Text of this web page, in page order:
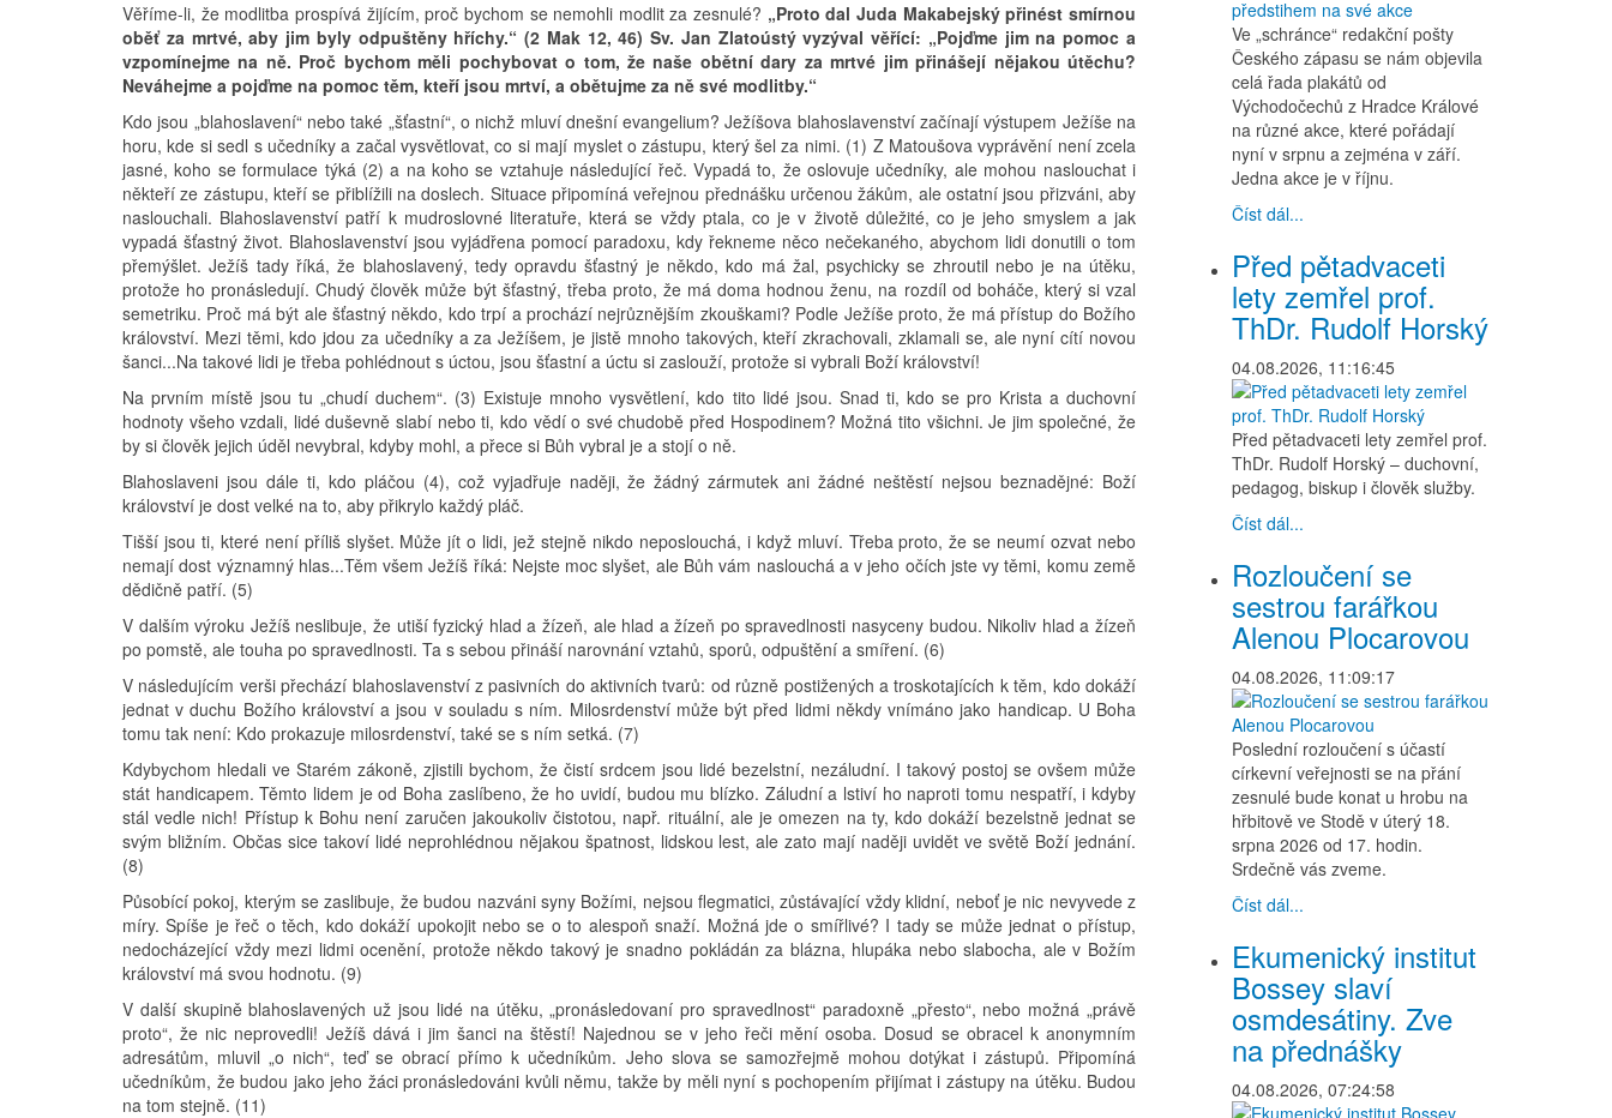
Věříme-li, že modlitba prospívá žijícím, proč bychom se nemohli modlit za zesnulé? „Proto dal Juda Makabejský přinést smírnou
oběť za mrtvé, aby jim byly odpuštěny hříchy.“ (2 Mak 12, 46) Sv. Jan Zlatoústý vyzýval věřící: „Pojďme jim na pomoc a
vzpomínejme na ně. Proč bychom měli pochybovat o tom, že naše obětní dary za mrtvé jim přinášejí nějakou útěchu?
Neváhejme a pojďme na pomoc těm, kteří jsou mrtví, a obětujme za ně své modlitby.“
Kdo jsou „blahoslavení“ nebo také „šťastní“, o nichž mluví dnešní evangelium? Ježíšova blahoslavenství začínají výstupem Ježíše na
horu, kde si sedl s učedníky a začal vysvětlovat, co si mají myslet o zástupu, který šel za nimi. (1) Z Matoušova vyprávění není zcela
jasné, koho se formulace týká (2) a na koho se vztahuje následující řeč. Vypadá to, že oslovuje učedníky, ale mohou naslouchat i
někteří ze zástupu, kteří se přiblížili na doslech. Situace připomíná veřejnou přednášku určenou žákům, ale ostatní jsou přizváni, aby
naslouchali. Blahoslavenství patří k mudroslovné literatuře, která se vždy ptala, co je v životě důležité, co je jeho smyslem a jak
vypadá šťastný život. Blahoslavenství jsou vyjádřena pomocí paradoxu, kdy řekneme něco nečekaného, abychom lidi donutili o tom
přemýšlet. Ježíš tady říká, že blahoslavený, tedy opravdu šťastný je někdo, kdo má žal, psychicky se zhroutil nebo je na útěku,
protože ho pronásledují. Chudý člověk může být šťastný, třeba proto, že má doma hodnou ženu, na rozdíl od boháče, který si vzal
semetriku. Proč má být ale šťastný někdo, kdo trpí a prochází nejrůznějším zkouškami? Podle Ježíše proto, že má přístup do Božího
království. Mezi těmi, kdo jdou za učedníky a za Ježíšem, je jistě mnoho takových, kteří zkrachovali, zklamali se, ale nyní cítí novou
šanci...Na takové lidi je třeba pohlédnout s úctou, jsou šťastní a úctu si zaslouží, protože si vybrali Boží království!
Na prvním místě jsou tu „chudí duchem“. (3) Existuje mnoho vysvětlení, kdo tito lidé jsou. Snad ti, kdo se pro Krista a duchovní
hodnoty všeho vzdali, lidé duševně slabí nebo ti, kdo vědí o své chudobě před Hospodinem? Možná tito všichni. Je jim společné, že
by si člověk jejich úděl nevybral, kdyby mohl, a přece si Bůh vybral je a stojí o ně.
Blahoslaveni jsou dále ti, kdo pláčou (4), což vyjadřuje naději, že žádný zármutek ani žádné neštěstí nejsou beznadějné: Boží
království je dost velké na to, aby přikrylo každý pláč.
Tišší jsou ti, které není příliš slyšet. Může jít o lidi, jež stejně nikdo neposlouchá, i když mluví. Třeba proto, že se neumí ozvat nebo
nemají dost významný hlas...Těm všem Ježíš říká: Nejste moc slyšet, ale Bůh vám naslouchá a v jeho očích jste vy těmi, komu země
dědičně patří. (5)
V dalším výroku Ježíš neslibuje, že utiší fyzický hlad a žízeň, ale hlad a žízeň po spravedlnosti nasyceny budou. Nikoliv hlad a žízeň
po pomstě, ale touha po spravedlnosti. Ta s sebou přináší narovnání vztahů, sporů, odpuštění a smíření. (6)
V následujícím verši přechází blahoslavenství z pasivních do aktivních tvarů: od různě postižených a troskotajících k těm, kdo dokáží
jednat v duchu Božího království a jsou v souladu s ním. Milosrdenství může být před lidmi někdy vnímáno jako handicap. U Boha
tomu tak není: Kdo prokazuje milosrdenství, také se s ním setká. (7)
Kdybychom hledali ve Starém zákoně, zjistili bychom, že čistí srdcem jsou lidé bezelstní, nezáludní. I takový postoj se ovšem může
stát handicapem. Těmto lidem je od Boha zaslíbeno, že ho uvidí, budou mu blízko. Záludní a lstiví ho naproti tomu nespatří, i kdyby
stál vedle nich! Přístup k Bohu není zaručen jakoukoliv čistotou, např. rituální, ale je omezen na ty, kdo dokáží bezelstně jednat se
svým bližním. Občas sice takoví lidé neprohlédnou nějakou špatnost, lidskou lest, ale zato mají naději uvidět ve světě Boží jednání.
(8)
Působící pokoj, kterým se zaslibuje, že budou nazváni syny Božími, nejsou flegmatici, zůstávající vždy klidní, neboť je nic nevyvede z
míry. Spíše je řeč o těch, kdo dokáží upokojit nebo se o to alespoň snaží. Možná jde o smířlivé? I tady se může jednat o přístup,
nedocházející vždy mezi lidmi ocenění, protože někdo takový je snadno pokládán za blázna, hlupáka nebo slabocha, ale v Božím
království má svou hodnotu. (9)
V další skupině blahoslavených už jsou lidé na útěku, „pronásledovaní pro spravedlnost“ paradoxně „přesto“, nebo možná „právě
proto“, že nic neprovedli! Ježíš dává i jim šanci na štěstí! Najednou se v jeho řeči mění osoba. Dosud se obracel k anonymním
adresátům, mluvil „o nich“, teď se obrací přímo k učedníkům. Jeho slova se samozřejmě mohou dotýkat i zástupů. Připomíná
učedníkům, že budou jako jeho žáci pronásledováni kvůli němu, takže by měli nyní s pochopením přijímat i zástupy na útěku. Budou
na tom stejně. (11)
Ve „schránce“ redakční pošty
Českého zápasu se nám objevila
celá řada plakátů od
Východočechů z Hradce Králové
na různé akce, které pořádají
nyní v srpnu a zejména v září.
Jedna akce je v říjnu.
Číst dál...
Před pětadvaceti
lety zemřel prof.
ThDr. Rudolf Horský
04.08.2026, 11:16:45
Před pětadvaceti lety zemřel prof.
ThDr. Rudolf Horský – duchovní,
pedagog, biskup i člověk služby.
Číst dál...
Rozloučení se
sestrou farářkou
Alenou Plocarovou
04.08.2026, 11:09:17
Poslední rozloučení s účastí
církevní veřejnosti se na přání
zesnulé bude konat u hrobu na
hřbitově ve Stodě v úterý 18.
srpna 2026 od 17. hodin.
Srdečně vás zveme.
Číst dál...
Ekumenický institut
Bossey slaví
osmdesátiny. Zve
na přednášky
04.08.2026, 07:24:58